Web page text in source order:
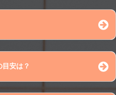
安心ください。
安は？